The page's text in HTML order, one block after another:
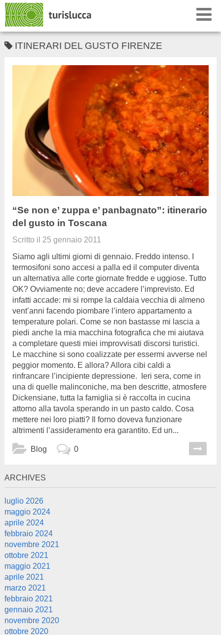
ITINERARI DEL GUSTO FIRENZE
“Se non e’ zuppa e’ panbagnato”: itinerario
del gusto in Toscana
Scritto il 25 gennaio 2011
Siamo agli ultimi giorni di gennaio. Freddo intenso. I
termosifoni sono accesi a palla ed il computer diventa
un alternativa alle corte giornate fredde e uggiose. Tutto
OK? Ovviamente no; deve accadere l’imprevisto. Ed
infatti accade: mi si rompe la caldaia vecchia di almeno
vent’anni facendo piombare l’intero appartamento a
temperature polari. Come se non bastasse mi lascia a
piedi anche la mia macchina fotografica che mi aiutava
a completare questi miei improvvisati discorsi turistici.
Le macchine si sono coalizzate per essermi avverse nel
peggior momento. E allora? Allora cibi caldi a
rinfrancare l’incipiente depressione. Ieri sera, come in
una di quelle malinconiche, ma ben descritte, atmosfere
Dickensiane, tutta la famiglia si è raccolta in cucina
attorno alla tavola sperando in un pasto caldo. Cosa
mettere nei loro piatti? Il forno doveva funzionare
altrimenti l’assideramento era garantito. Ed un...
Blog 0
ARCHIVES
luglio 2026
maggio 2024
aprile 2024
febbraio 2024
novembre 2021
ottobre 2021
maggio 2021
aprile 2021
marzo 2021
febbraio 2021
gennaio 2021
novembre 2020
ottobre 2020